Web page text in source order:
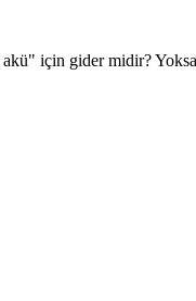
için gider midir?